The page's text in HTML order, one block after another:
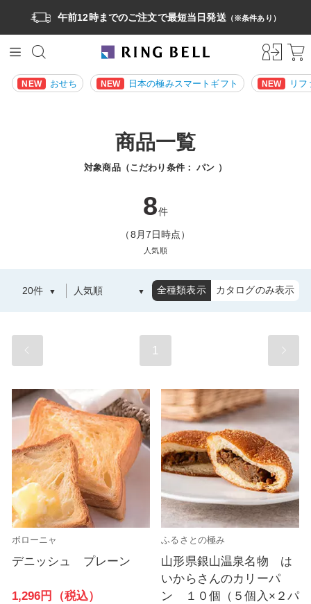
午前12時までのご注文で最短当日発送（※条件あり）
NEW おせち NEW 日本の極みスマートギフト NEW リ
商品一覧
対象商品（こだわり条件：パン ）
8件
（8月7日時点）
人気順
全種類表示 カタログのみ表示
1
ボローニャ
デニッシュ プレーン
1,296円（税込）
ふるさとの極み
山形県銀山温泉名物 は
いからさんのカリーパ
ン １０個（５個入×２パ